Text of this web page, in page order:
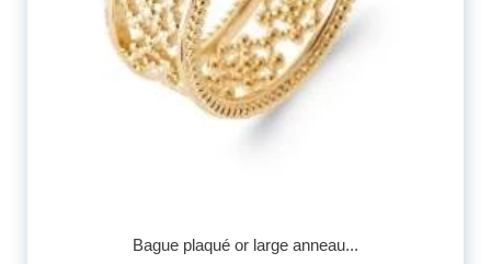
Bague plaqué or large anneau...